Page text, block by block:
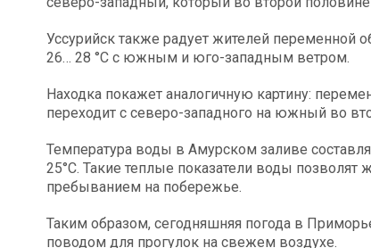
Уссурийск также радует жителей переменной
26… 28 °C с южным и юго-западным ветром.
Находка покажет аналогичную картину:
переходит с северо-западного на южный во
Температура воды в Амурском заливе
25°C. Такие теплые показатели воды
пребыванием на побережье.
Таким образом, сегодняшняя погода в
поводом для прогулок на свежем воздухе.